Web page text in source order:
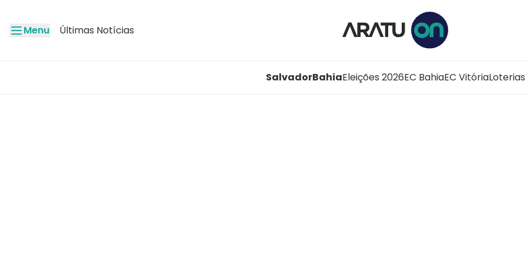
Menu Últimas Notícias
SalvadorBahiaEleições 2026EC BahiaEC VitóriaLoterias